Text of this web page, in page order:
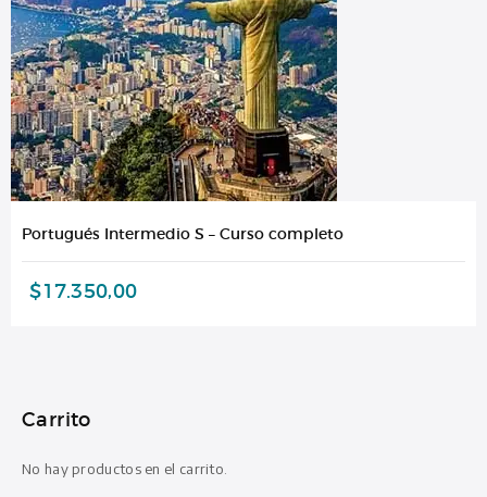
Portugués Intermedio S – Curso completo
$17.350,00
Carrito
No hay productos en el carrito.